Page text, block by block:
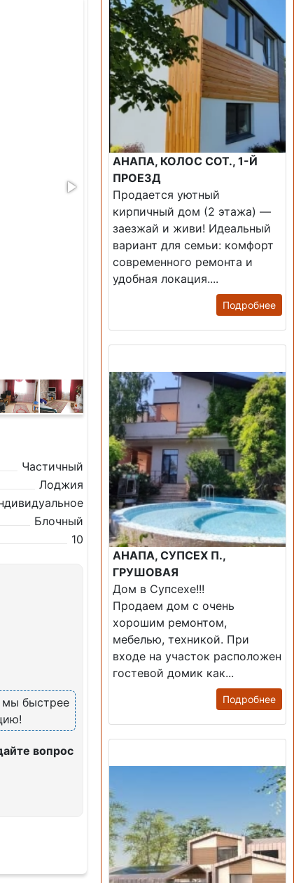
Частичный
Лоджия
Блочный
10
мы быстрее
вопрос
АНАПА, КОЛОС СОТ., 1-Й
ПРОЕЗД
Продается уютный
кирпичный дом (2 этажа) —
заезжай и живи! ​Идеальный
вариант для семьи: комфорт
современного ремонта и
удобная локация....
Подробнее
АНАПА, СУПСЕХ П.,
ГРУШОВАЯ
Дом в Супсехе!!!
Продаем дом с очень
хорошим ремонтом,
мебелью, техникой. При
входе на участок расположен
гостевой домик как...
Подробнее